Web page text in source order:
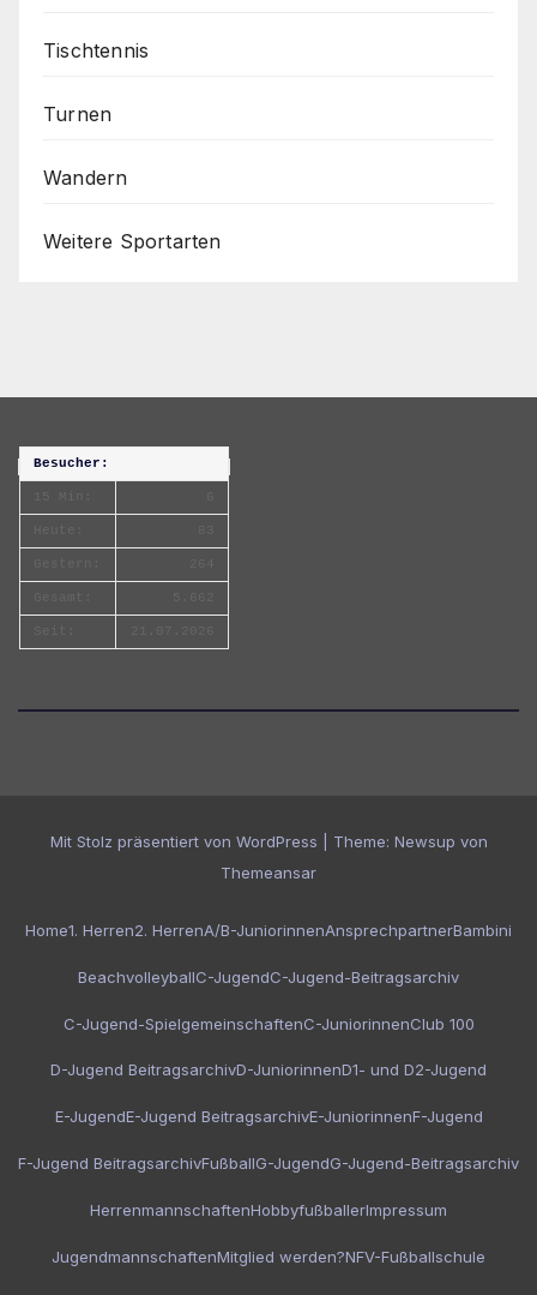
Tischtennis
Turnen
Wandern
Weitere Sportarten
Besucher:
Mit Stolz präsentiert von WordPress Theme: Newsup von
Themeansar
Home1. Herren2. HerrenA/B-JuniorinnenAnsprechpartnerBambini
BeachvolleyballC-JugendC-Jugend-Beitragsarchiv
C-Jugend-SpielgemeinschaftenC-JuniorinnenClub 100
D-Jugend BeitragsarchivD-JuniorinnenD1- und D2-Jugend
E-JugendE-Jugend BeitragsarchivE-JuniorinnenF-Jugend
F-Jugend BeitragsarchivFußballG-JugendG-Jugend-Beitragsarchiv
HerrenmannschaftenHobbyfußballerImpressum
JugendmannschaftenMitglied werden?NFV-Fußballschule